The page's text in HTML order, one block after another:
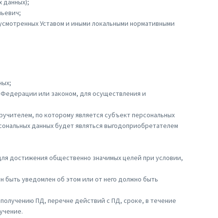
данных);
Уставом и иными локальными нормативными
или законом, для осуществления и
по которому является субъект персональных
данных будет являться выгодоприобретателем
достижения общественно значимых целей при условии,
быть уведомлен об этом или от него должно быть
ПД, перечне действий с ПД, сроке, в течение